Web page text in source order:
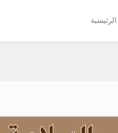
الرئيسية